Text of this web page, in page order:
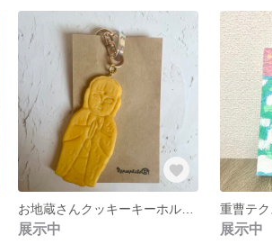
お地蔵さんクッキーキーホルダー
展示中 展示中